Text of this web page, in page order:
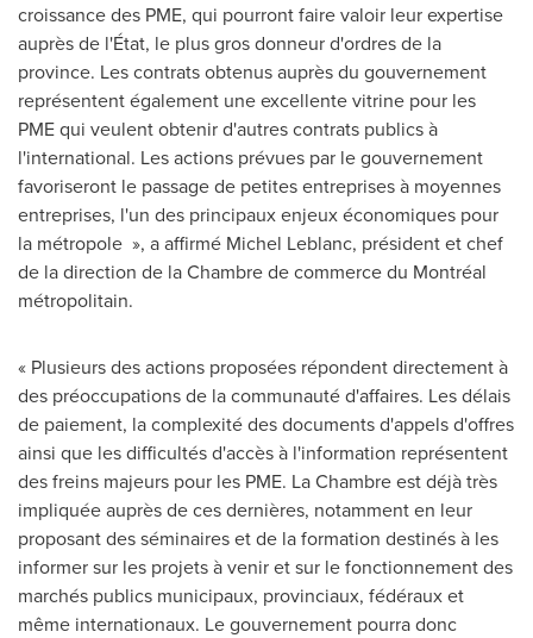
croissance des PME, qui pourront faire valoir leur expertise
auprès de l'État, le plus gros donneur d'ordres de la
province. Les contrats obtenus auprès du gouvernement
représentent également une excellente vitrine pour les
PME qui veulent obtenir d'autres contrats publics à
l'international. Les actions prévues par le gouvernement
favoriseront le passage de petites entreprises à moyennes
entreprises, l'un des principaux enjeux économiques pour
la métropole », a affirmé Michel Leblanc, président et chef
de la direction de laChambre decommerce du Montréal
métropolitain.
« Plusieurs des actions proposées répondent directement à
des préoccupations de la communauté d'affaires. Les délais
de paiement, la complexité des documents d'appels d'offres
ainsi que les difficultés d'accès à l'information représentent
des freins majeurs pour les PME. La Chambre est déjà très
impliquée auprès de ces dernières, notamment en leur
proposant des séminaires et de la formation destinés à les
informer sur les projets à venir et sur le fonctionnement des
marchés publics municipaux, provinciaux, fédéraux et
même internationaux. Le gouvernement pourra donc